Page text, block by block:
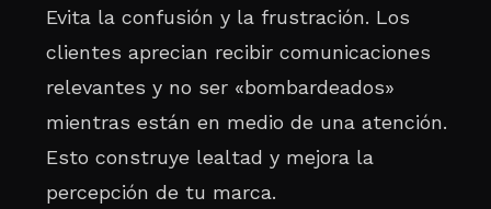
Evita la confusión y la frustración. Los
clientes aprecian recibir comunicaciones
relevantes y no ser «bombardeados»
mientras están en medio de una atención.
Esto construye lealtad y mejora la
percepción de tu marca.